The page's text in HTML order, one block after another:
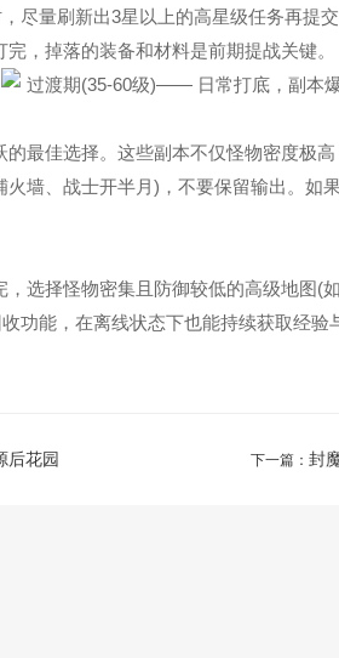
尽量刷新出3星以上的高星级任务再提
，掉落的装备和材料是前期提战关键。
佳选择。这些副本不仅怪物密度极高
墙、战士开半月)，不要保留输出。如
择怪物密集且防御较低的高级地图(如
功能，在离线状态下也能持续获取经验
花园 下一篇： 封